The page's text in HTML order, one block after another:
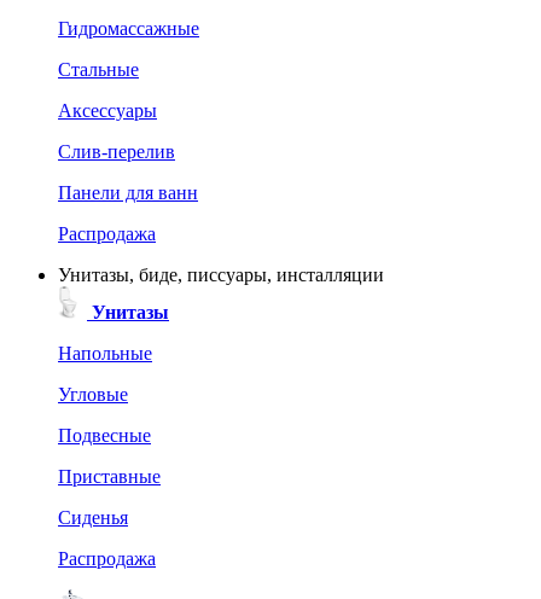
Гидромассажные
Стальные
Аксессуары
Слив-перелив
Панели для ванн
Распродажа
Унитазы, биде, писсуары, инсталляции
Унитазы
Напольные
Угловые
Подвесные
Приставные
Сиденья
Распродажа